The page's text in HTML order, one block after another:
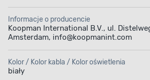
Informacje o producencie
Koopman International B.V., ul.
Amsterdam, info@koopmanint.com
Kolor / Kolor kabla / Kolor oświetlenia
biały